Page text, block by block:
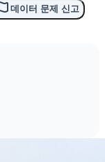
데이터 문제 신고